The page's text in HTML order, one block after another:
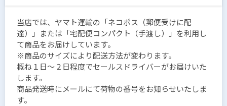
当店では、ヤマト運輸の「ネコポス（郵便受けに配
達）」または「宅配便コンパクト（手渡し）」を利用し
て商品をお届けしています。
※商品のサイズにより配送方法が変わります。
概ね１日〜２日程度でセールスドライバーがお届けいた
します。
商品発送時にメールにて荷物の番号をお知らせいたしま
す。